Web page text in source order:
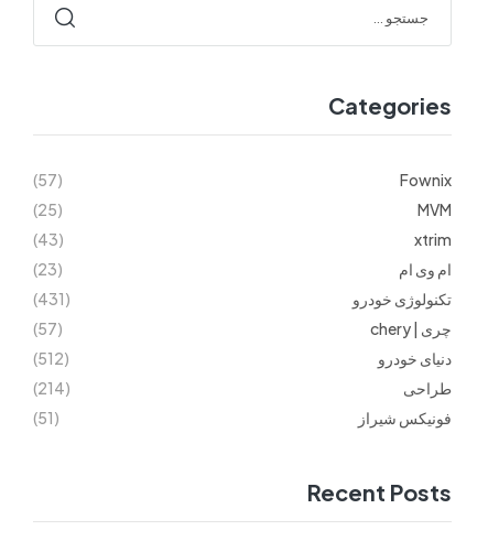
Categories
Fownix
(57)
MVM
(25)
xtrim
(43)
ام وی ام
(23)
تکنولوژی خودرو
(431)
چری | chery
(57)
دنیای خودرو
(512)
طراحی
(214)
فونیکس شیراز
(51)
Recent Posts